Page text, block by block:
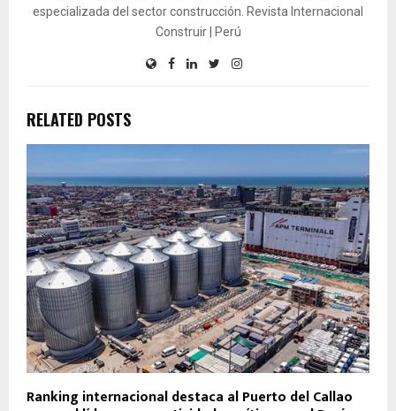
especializada del sector construcción. Revista Internacional
Construir | Perú
RELATED POSTS
Ranking internacional destaca al Puerto del Callao